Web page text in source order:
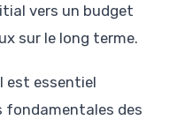
vers un budget
sur le long terme.
est essentiel
fondamentales des